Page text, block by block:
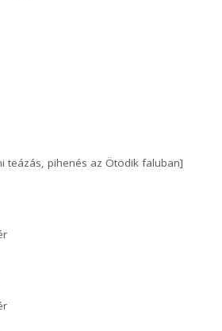
teázás, pihenés az Ötödik faluban]